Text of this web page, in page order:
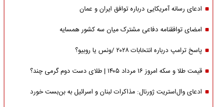
ادعای رسانه آمریکایی درباره توافق ایران و عمان
امضای توافقنامه دفاعی مشترک میان سه کشور همسایه
پاسخ ترامپ درباره انتخابات ۲۰۲۸ /ونس یا روبیو؟
قیمت طلا و سکه امروز ۱۶ مرداد ۱۴۰۵ | طلای دست دوم گرمی چند؟
ادعای وال‌استریت ژورنال: مذاکرات لبنان و اسرائیل به بن‌بست خورد